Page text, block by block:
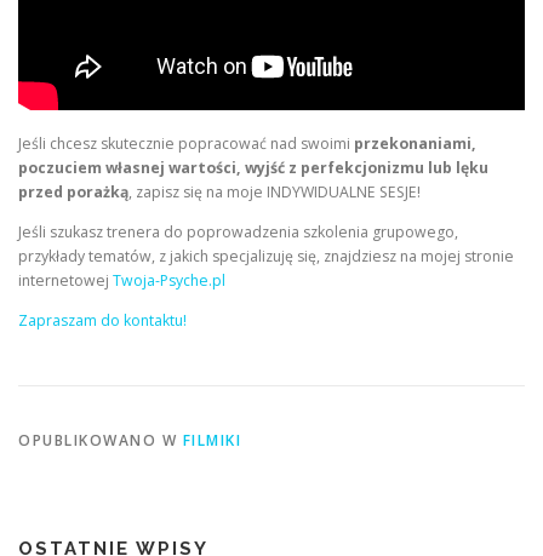
Jeśli chcesz skutecznie popracować nad swoimi przekonaniami,
poczuciem własnej wartości, wyjść z perfekcjonizmu lub lęku
przed porażką, zapisz się na moje INDYWIDUALNE SESJE!
Jeśli szukasz trenera do poprowadzenia szkolenia grupowego,
przykłady tematów, z jakich specjalizuję się, znajdziesz na mojej stronie
internetowej Twoja-Psyche.pl
Zapraszam do kontaktu!
OPUBLIKOWANO W FILMIKI
OSTATNIE WPISY